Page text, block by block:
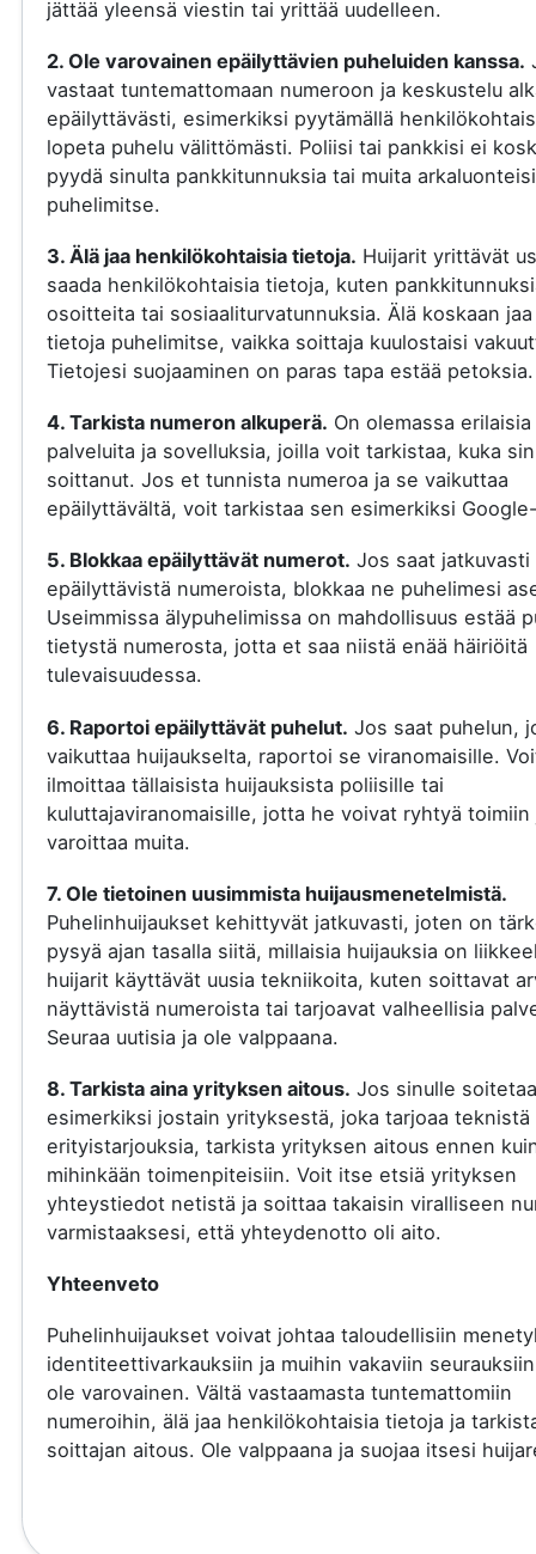
jättää yleensä viestin tai yrittää uudelleen.
2. Ole varovainen epäilyttävien puheluiden kanssa.
vastaat tuntemattomaan numeroon ja keskustelu
epäilyttävästi, esimerkiksi pyytämällä
lopeta puhelu välittömästi. Poliisi tai pankkisi ei
pyydä sinulta pankkitunnuksia tai muita
puhelimitse.
3. Älä jaa henkilökohtaisia tietoja. Huijarit yrittävät
saada henkilökohtaisia tietoja, kuten
osoitteita tai sosiaaliturvatunnuksia. Älä koskaan
tietoja puhelimitse, vaikka soittaja kuulostaisi
Tietojesi suojaaminen on paras tapa estää petoksia.
4. Tarkista numeron alkuperä. On olemassa erilaisia
palveluita ja sovelluksia, joilla voit tarkistaa, kuka
soittanut. Jos et tunnista numeroa ja se vaikuttaa
epäilyttävältä, voit tarkistaa sen esimerkiksi
5. Blokkaa epäilyttävät numerot. Jos saat jatkuvasti
epäilyttävistä numeroista, blokkaa ne puhelimesi
Useimmissa älypuhelimissa on mahdollisuus estää
tietystä numerosta, jotta et saa niistä enää häiriöitä
tulevaisuudessa.
6. Raportoi epäilyttävät puhelut. Jos saat puhelun,
vaikuttaa huijaukselta, raportoi se viranomaisille.
ilmoittaa tällaisista huijauksista poliisille tai
kuluttajaviranomaisille, jotta he voivat ryhtyä toimiin
varoittaa muita.
7. Ole tietoinen uusimmista huijausmenetelmistä.
Puhelinhuijaukset kehittyvät jatkuvasti, joten on
pysyä ajan tasalla siitä, millaisia huijauksia on
huijarit käyttävät uusia tekniikoita, kuten soittavat
näyttävistä numeroista tai tarjoavat valheellisia
Seuraa uutisia ja ole valppaana.
8. Tarkista aina yrityksen aitous. Jos sinulle
esimerkiksi jostain yrityksestä, joka tarjoaa teknistä
erityistarjouksia, tarkista yrityksen aitous ennen
mihinkään toimenpiteisiin. Voit itse etsiä yrityksen
yhteystiedot netistä ja soittaa takaisin viralliseen
varmistaaksesi, että yhteydenotto oli aito.
Yhteenveto
Puhelinhuijaukset voivat johtaa taloudellisiin
identiteettivarkauksiin ja muihin vakaviin
ole varovainen. Vältä vastaamasta tuntemattomiin
numeroihin, älä jaa henkilökohtaisia tietoja ja
soittajan aitous. Ole valppaana ja suojaa itsesi